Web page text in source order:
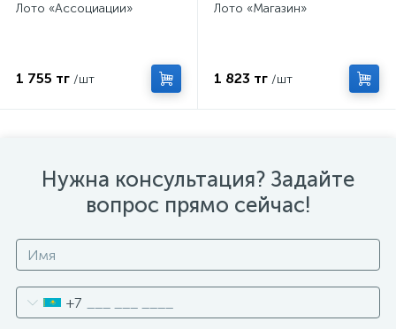
Лото «Ассоциации»
1 755 тг /шт
Лото «Магазин»
1 823 тг /шт
Нужна консультация? Задайте
вопрос прямо сейчас!
+7